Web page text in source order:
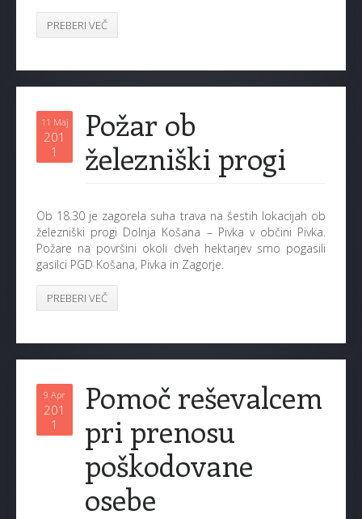
PREBERI VEČ
11 Maj
201
1
Požar ob
železniški progi
Ob 18.30 je zagorela suha trava na šestih lokacijah ob
železniški progi Dolnja Košana – Pivka v občini Pivka.
Požare na površini okoli dveh hektarjev smo pogasili
gasilci PGD Košana, Pivka in Zagorje.
PREBERI VEČ
9 Apr
201
1
Pomoč reševalcem
pri prenosu
poškodovane
osebe